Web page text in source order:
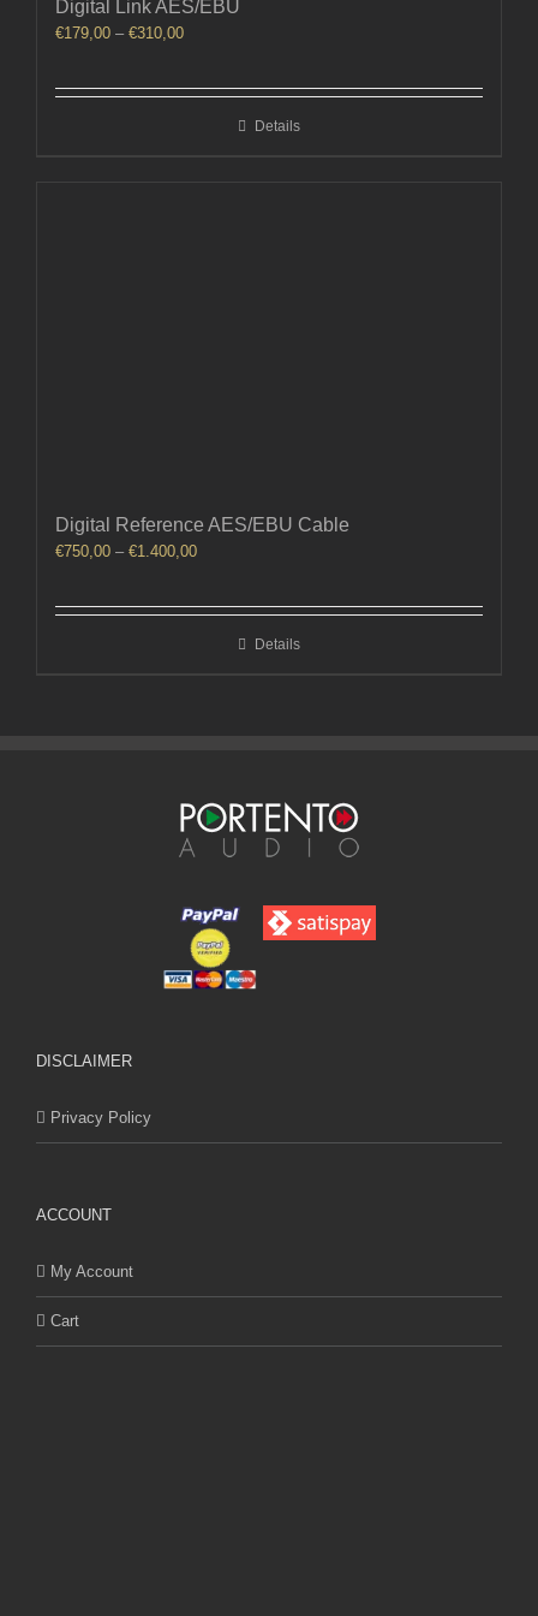
Digital Link AES/EBU
€179,00 – €310,00Price
Details
Digital Reference AES/EBU Cable
€750,00 – €1.400,00Price
through
€1.400,00Details
DISCLAIMER
Privacy Policy
ACCOUNT
My Account
Cart